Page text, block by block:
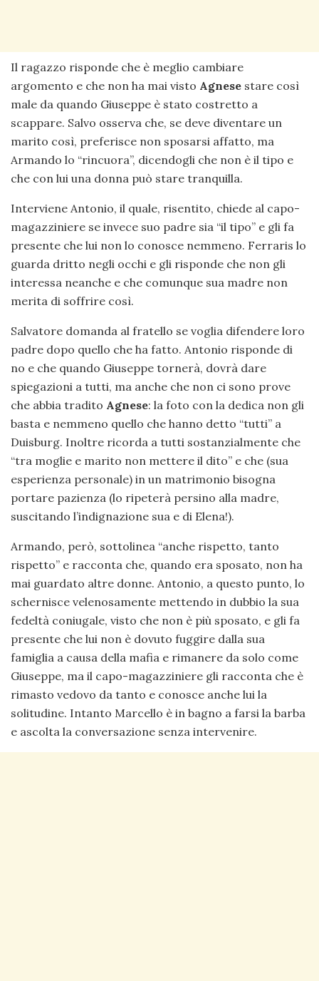
Il ragazzo risponde che è meglio cambiare
argomento e che non ha mai visto Agnese stare così
male da quando Giuseppe è stato costretto a
scappare. Salvo osserva che, se deve diventare un
marito così, preferisce non sposarsi affatto, ma
Armando lo “rincuora”, dicendogli che non è il tipo e
che con lui una donna può stare tranquilla.
Interviene Antonio, il quale, risentito, chiede al capo-
magazziniere se invece suo padre sia “il tipo” e gli fa
presente che lui non lo conosce nemmeno. Ferraris lo
guarda dritto negli occhi e gli risponde che non gli
interessa neanche e che comunque sua madre non
merita di soffrire così.
Salvatore domanda al fratello se voglia difendere loro
padre dopo quello che ha fatto. Antonio risponde di
no e che quando Giuseppe tornerà, dovrà dare
spiegazioni a tutti, ma anche che non ci sono prove
che abbia tradito Agnese: la foto con la dedica non gli
basta e nemmeno quello che hanno detto “tutti” a
Duisburg. Inoltre ricorda a tutti sostanzialmente che
“tra moglie e marito non mettere il dito” e che (sua
esperienza personale) in un matrimonio bisogna
portare pazienza (lo ripeterà persino alla madre,
suscitando l’indignazione sua e di Elena!).
Armando, però, sottolinea “anche rispetto, tanto
rispetto” e racconta che, quando era sposato, non ha
mai guardato altre donne. Antonio, a questo punto, lo
schernisce velenosamente mettendo in dubbio la sua
fedeltà coniugale, visto che non è più sposato, e gli fa
presente che lui non è dovuto fuggire dalla sua
famiglia a causa della mafia e rimanere da solo come
Giuseppe, ma il capo-magazziniere gli racconta che è
rimasto vedovo da tanto e conosce anche lui la
solitudine. Intanto Marcello è in bagno a farsi la barba
e ascolta la conversazione senza intervenire.